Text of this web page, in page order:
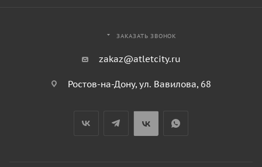
ЗАКАЗАТЬ ЗВОНОК
zakaz@atletcity.ru
Ростов-на-Дону, ул. Вавилова, 68